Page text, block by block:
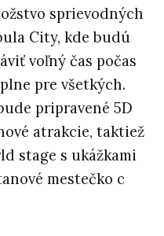
sprievodných
City, kde budú
voľný čas počas
pre všetkých.
pripravené 5D
atrakcie, taktiež
stage s ukážkami
mestečko c